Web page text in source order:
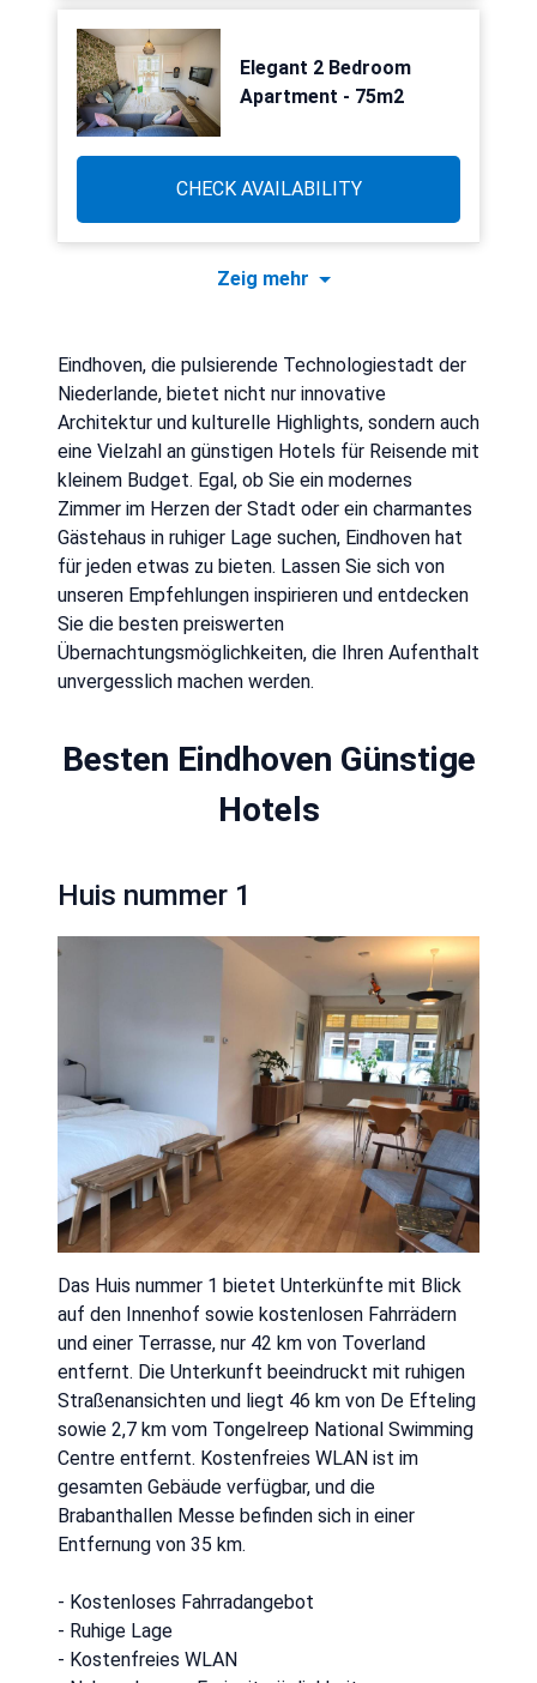
Elegant 2 Bedroom
Apartment - 75m2
CHECK AVAILABILITY
Zeig mehr
Eindhoven, die pulsierende Technologiestadt der
Niederlande, bietet nicht nur innovative
Architektur und kulturelle Highlights, sondern auch
eine Vielzahl an günstigen Hotels für Reisende mit
kleinem Budget. Egal, ob Sie ein modernes
Zimmer im Herzen der Stadt oder ein charmantes
Gästehaus in ruhiger Lage suchen, Eindhoven hat
für jeden etwas zu bieten. Lassen Sie sich von
unseren Empfehlungen inspirieren und entdecken
Sie die besten preiswerten
Übernachtungsmöglichkeiten, die Ihren Aufenthalt
unvergesslich machen werden.
Besten Eindhoven Günstige
Hotels
Huis nummer 1
Das Huis nummer 1 bietet Unterkünfte mit Blick
auf den Innenhof sowie kostenlosen Fahrrädern
und einer Terrasse, nur 42 km von Toverland
entfernt. Die Unterkunft beeindruckt mit ruhigen
Straßenansichten und liegt 46 km von De Efteling
sowie 2,7 km vom Tongelreep National Swimming
Centre entfernt. Kostenfreies WLAN ist im
gesamten Gebäude verfügbar, und die
Brabanthallen Messe befinden sich in einer
Entfernung von 35 km.
- Kostenloses Fahrradangebot
- Ruhige Lage
- Kostenfreies WLAN